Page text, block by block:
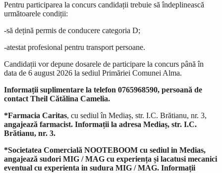
Pentru participarea la concurs candidații trebuie să îndeplinească
următoarele condiții:
-să dețină permis de conducere categoria D;
-atestat profesional pentru transport persoane.
Candidații vor depune dosarele de participare la concurs până în
data de 6 august 2026 la sediul Primăriei Comunei Alma.
Informații suplimentare la telefon 0765968590, persoană de
contact Theil Cătălina Camelia.
*Farmacia Caritas, cu sediul în Mediaș, str. I.C. Brătianu, nr. 3,
angajează farmacist. Informații la adresa Mediaș, str. I.C.
Brătianu, nr. 3.
*Societatea Comercială NOOTEBOOM cu sediul in Medias,
angajează sudori MIG / MAG cu experiența și lacatusi mecanici
eventual cu experienta in sudura MIG / MAG. Informații